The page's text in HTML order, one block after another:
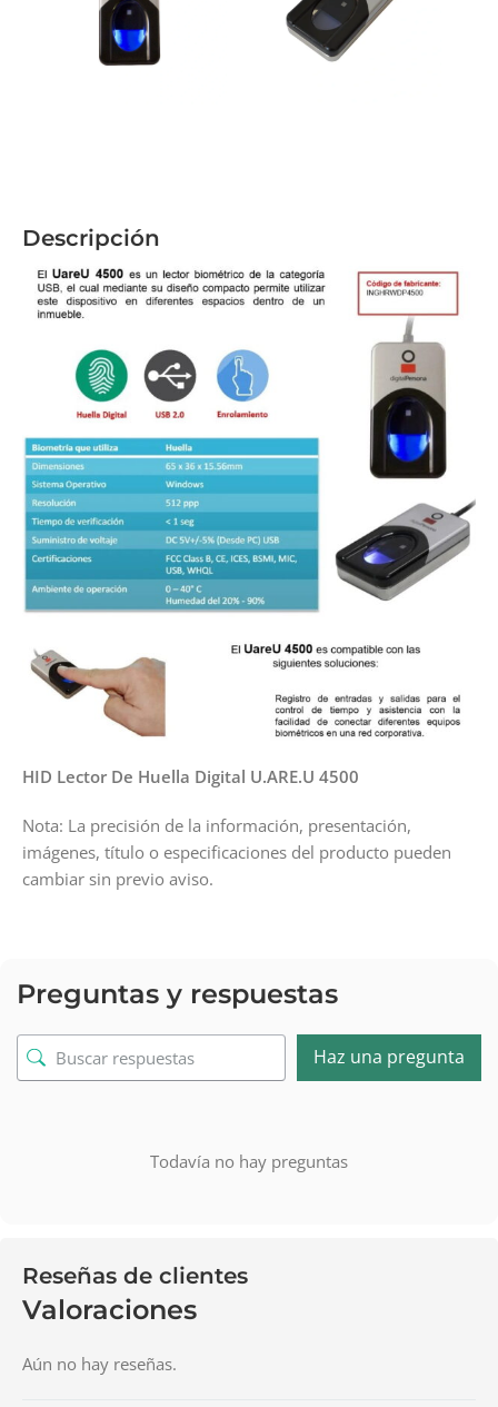
Descripción
HID Lector De Huella Digital U.ARE.U 4500
Nota: La precisión de la información, presentación,
imágenes, título o especificaciones del producto pueden
cambiar sin previo aviso.
Preguntas y respuestas
Haz una pregunta
Todavía no hay preguntas
Reseñas de clientes
Valoraciones
Aún no hay reseñas.